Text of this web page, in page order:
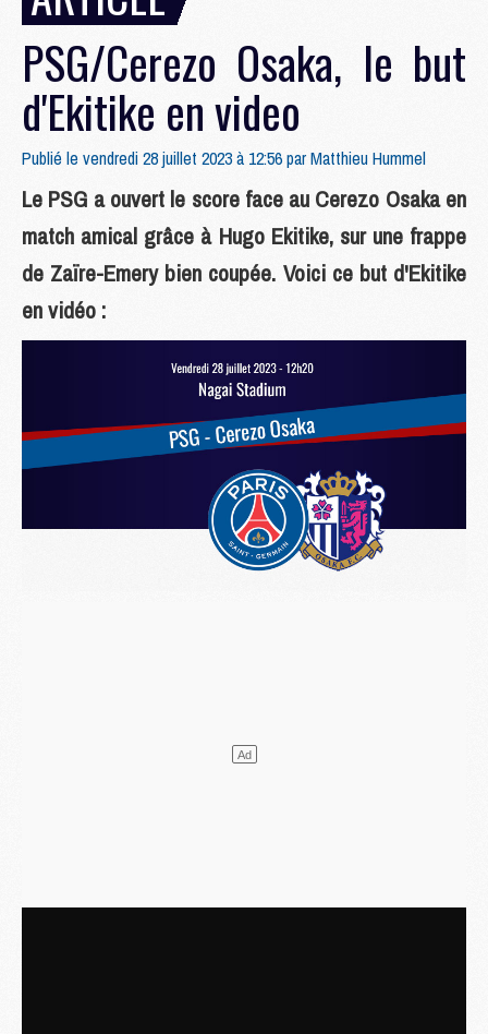
PSG/Cerezo Osaka, le but
d'Ekitike en video
Publié le vendredi 28 juillet 2023 à 12:56 parMatthieu Hummel
Le PSG a ouvert le score face au Cerezo Osaka en
match amical grâce à Hugo Ekitike, sur une frappe
de Zaïre-Emery bien coupée. Voici ce but d'Ekitike
en vidéo :